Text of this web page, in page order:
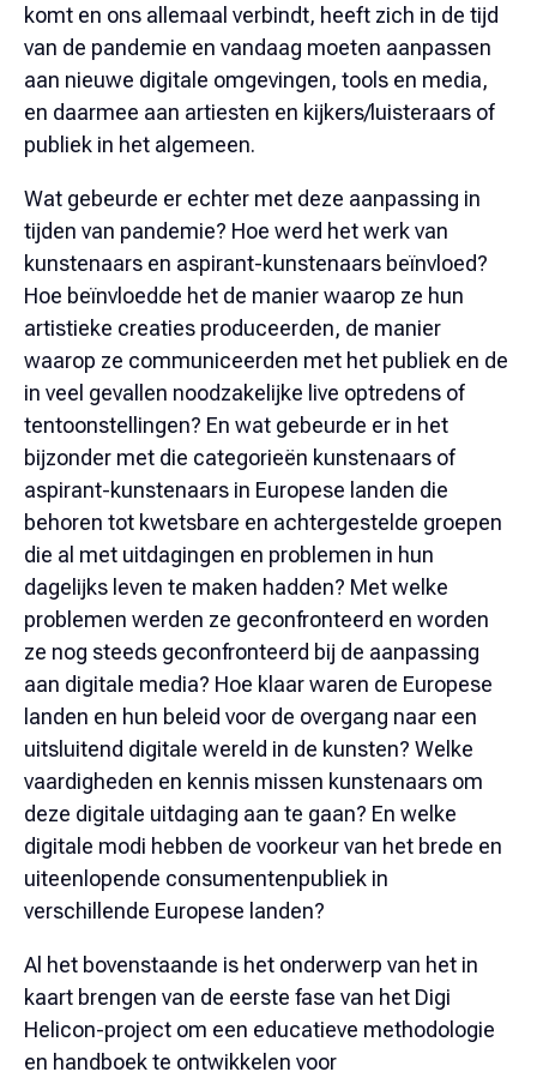
komt en ons allemaal verbindt, heeft zich in de tijd
van de pandemie en vandaag moeten aanpassen
aan nieuwe digitale omgevingen, tools en media,
en daarmee aan artiesten en kijkers/luisteraars of
publiek in het algemeen.
Wat gebeurde er echter met deze aanpassing in
tijden van pandemie? Hoe werd het werk van
kunstenaars en aspirant-kunstenaars beïnvloed?
Hoe beïnvloedde het de manier waarop ze hun
artistieke creaties produceerden, de manier
waarop ze communiceerden met het publiek en de
in veel gevallen noodzakelijke live optredens of
tentoonstellingen? En wat gebeurde er in het
bijzonder met die categorieën kunstenaars of
aspirant-kunstenaars in Europese landen die
behoren tot kwetsbare en achtergestelde groepen
die al met uitdagingen en problemen in hun
dagelijks leven te maken hadden? Met welke
problemen werden ze geconfronteerd en worden
ze nog steeds geconfronteerd bij de aanpassing
aan digitale media? Hoe klaar waren de Europese
landen en hun beleid voor de overgang naar een
uitsluitend digitale wereld in de kunsten? Welke
vaardigheden en kennis missen kunstenaars om
deze digitale uitdaging aan te gaan? En welke
digitale modi hebben de voorkeur van het brede en
uiteenlopende consumentenpubliek in
verschillende Europese landen?
Al het bovenstaande is het onderwerp van het in
kaart brengen van de eerste fase van het Digi
Helicon-project om een educatieve methodologie
en handboek te ontwikkelen voor